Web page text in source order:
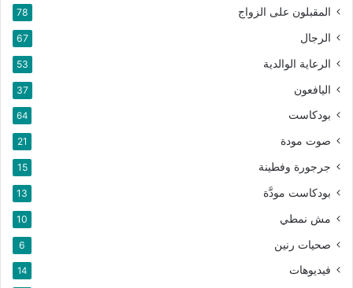
المقبلون على الزواج 78
الرجال 67
الرعاية الوالدية 53
اليافعون 37
بودكاست 64
صوت مودة 21
جرجورة وفطينة 15
بودكاست مودَّة 13
مش نمطي 10
صحيات رنين 6
فيديوهات 14